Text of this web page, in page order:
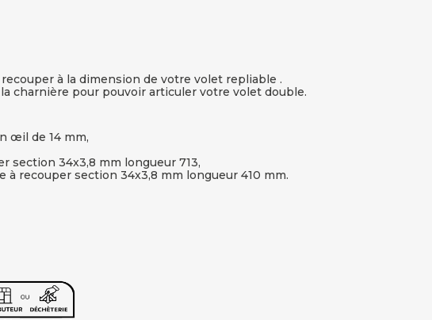
à la dimension de votre volet repliable .
charnière pour pouvoir articuler votre volet double.
œil de 14 mm,
section 34x3,8 mm longueur 713,
à recouper section 34x3,8 mm longueur 410 mm.